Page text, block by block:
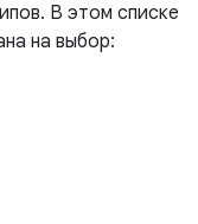
В этом списке
на выбор: